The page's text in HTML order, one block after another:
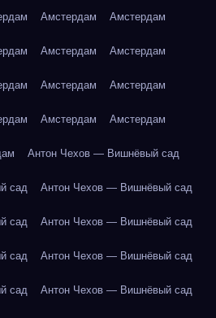
Амстердам Амстердам
Амстердам Амстердам
Амстердам Амстердам
Амстердам Амстердам
Антон Чехов — Вишнёвый сад
сад Антон Чехов — Вишнёвый сад
сад Антон Чехов — Вишнёвый сад
сад Антон Чехов — Вишнёвый сад
сад Антон Чехов — Вишнёвый сад